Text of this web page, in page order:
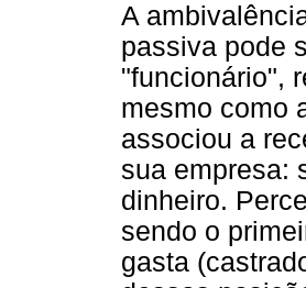
A
passiva pode
"funcionário",
mesmo como
associou a
sua empresa:
dinheiro.
sendo o
gasta